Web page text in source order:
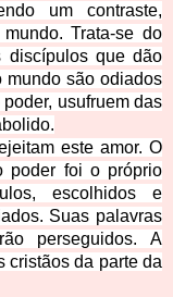
um contraste,
Trata-se do
discípulos que dão
mundo são odiados
usufruem das
este amor. O
poder foi o próprio
escolhidos e
Suas palavras
perseguidos. A
cristãos da parte da